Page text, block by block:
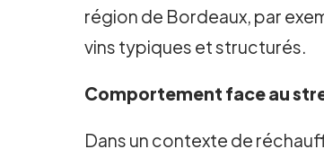
région de Bordeaux, par
vins typiques et structurés.
Comportement face au
Dans un contexte de